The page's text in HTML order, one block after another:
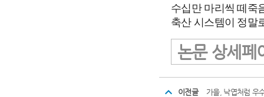
수십만 마리씩 떼죽
축산 시스템이 정말
논문 상세페
이전글 가을, 낙엽처럼 우